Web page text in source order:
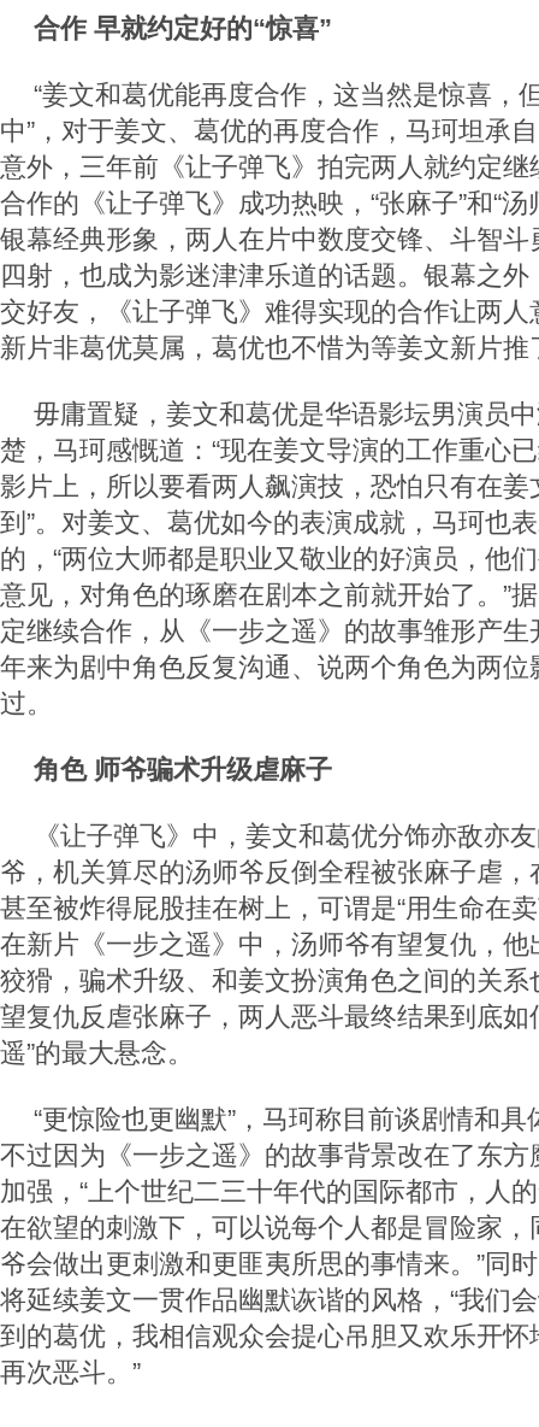
合作 早就约定好的“惊喜”
“姜文和葛优能再度合作，这当然是惊喜，
中”，对于姜文、葛优的再度合作，马珂坦承
意外，三年前《让子弹飞》拍完两人就约定
合作的《让子弹飞》成功热映，“张麻子”和“
银幕经典形象，两人在片中数度交锋、斗智
四射，也成为影迷津津乐道的话题。银幕之
交好友，《让子弹飞》难得实现的合作让两
新片非葛优莫属，葛优也不惜为等姜文新片推
毋庸置疑，姜文和葛优是华语影坛男演员
楚，马珂感慨道：“现在姜文导演的工作重心
影片上，所以要看两人飙演技，恐怕只有在
到”。对姜文、葛优如今的表演成就，马珂也
的，“两位大师都是职业又敬业的好演员，他
意见，对角色的琢磨在剧本之前就开始了。”
定继续合作，从《一步之遥》的故事雏形产
年来为剧中角色反复沟通、说两个角色为两
过。
角色 师爷骗术升级虐麻子
《让子弹飞》中，姜文和葛优分饰亦敌亦
爷，机关算尽的汤师爷反倒全程被张麻子虐
甚至被炸得屁股挂在树上，可谓是“用生命在
在新片《一步之遥》中，汤师爷有望复仇，
狡猾，骗术升级、和姜文扮演角色之间的关
望复仇反虐张麻子，两人恶斗最终结果到底如
遥”的最大悬念。
“更惊险也更幽默”，马珂称目前谈剧情和
不过因为《一步之遥》的故事背景改在了东
加强，“上个世纪二三十年代的国际都市，人
在欲望的刺激下，可以说每个人都是冒险家
爷会做出更刺激和更匪夷所思的事情来。”同
将延续姜文一贯作品幽默诙谐的风格，“我们
到的葛优，我相信观众会提心吊胆又欢乐开
再次恶斗。”